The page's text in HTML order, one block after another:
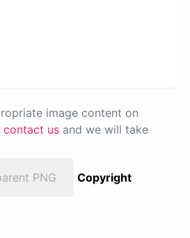
image content on
contact us and we will take
PNG
Copyright